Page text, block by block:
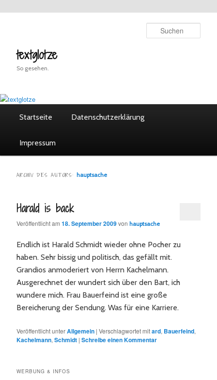
wechselntextglotze
So gesehen.
Startseite
Datenschutzerklärung
Impressum
ARCHIV DES AUTORS: hauptsache
Harald is back
Veröffentlicht am18. September 2009vonhauptsache
Endlich ist Harald Schmidt wieder ohne Pocher zu
haben. Sehr bissig und politisch, das gefällt mit.
Grandios anmoderiert von Herrn Kachelmann.
Ausgerechnet der wundert sich über den Bart, ich
wundere mich. Frau Bauerfeind ist eine große
Bereicherung der Sendung. Was für eine Karriere.
Veröffentlicht unterAllgemein |Verschlagwortet mitard, Bauerfeind,
Kachelmann,Schmidt |Schreibe einen Kommentar
WERBUNG & INFOS